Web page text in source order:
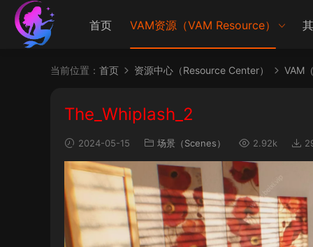
首页 VAM资源（VAM Resource）
当前位置： 首页 资源中心（Resource Center） VAM
The_Whiplash_2
2024-05-15 场景（Scenes） 2.92k